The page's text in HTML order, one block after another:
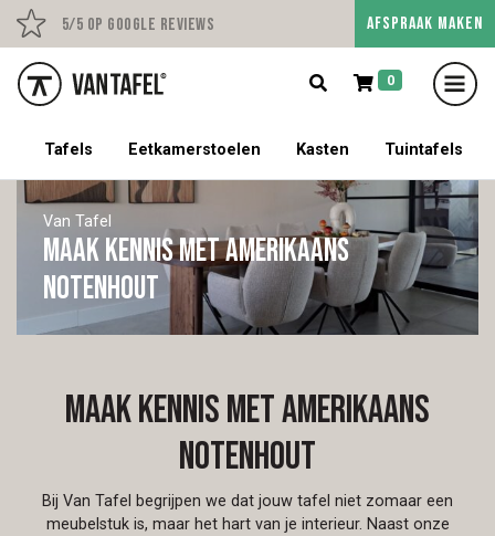
5/5 op Google Reviews Persoonlijk advies op
AFSPRAAK MAKEN
0
5% korting op een tafel met stoelen!
Tafels Eetkamerstoelen Kasten Tuintafels
Van Tafel
Maak kennis met Amerikaans
notenhout
Maak kennis met Amerikaans
notenhout
Bij Van Tafel begrijpen we dat jouw tafel niet zomaar een
meubelstuk is, maar het hart van je interieur. Naast onze